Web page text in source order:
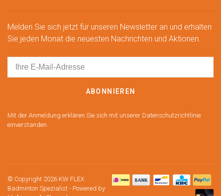
Melden Sie sich jetzt für unseren Newsletter an und erhalten
Sie jeden Monat die neuesten Nachrichten und Aktionen.
ABONNIEREN
Mit der Anmeldung erklären Sie sich mit unserer Datenschutzrichtlinie
einverstanden.
© Copyright 2026 KW FLEX
Badminton Spezialist - Powered by